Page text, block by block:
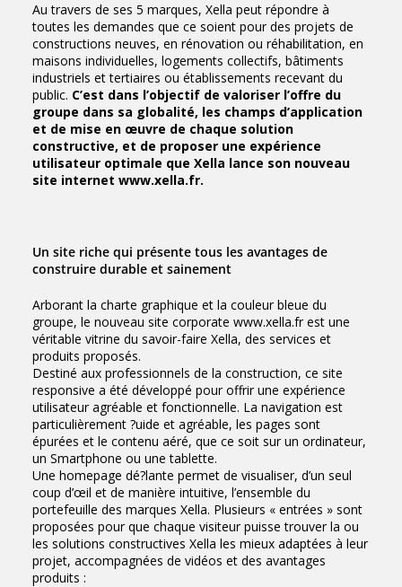
Au travers de ses 5 marques, Xella peut répondre à
toutes les demandes que ce soient pour des projets de
constructions neuves, en rénovation ou réhabilitation, en
maisons individuelles, logements collectifs, bâtiments
industriels et tertiaires ou établissements recevant du
public. C’est dans l’objectif de valoriser l’offre du
groupe dans sa globalité, les champs d’application
et de mise en œuvre de chaque solution
constructive, et de proposer une expérience
utilisateur optimale que Xella lance son nouveau
site internet www.xella.fr.
Un site riche qui présente tous les avantages de
construire durable et sainement
Arborant la charte graphique et la couleur bleue du
groupe, le nouveau site corporate www.xella.fr est une
véritable vitrine du savoir-faire Xella, des services et
produits proposés.
Destiné aux professionnels de la construction, ce site
responsive a été développé pour offrir une expérience
utilisateur agréable et fonctionnelle. La navigation est
particulièrement ?uide et agréable, les pages sont
épurées et le contenu aéré, que ce soit sur un ordinateur,
un Smartphone ou une tablette.
Une homepage dé?lante permet de visualiser, d’un seul
coup d’œil et de manière intuitive, l’ensemble du
portefeuille des marques Xella. Plusieurs « entrées » sont
proposées pour que chaque visiteur puisse trouver la ou
les solutions constructives Xella les mieux adaptées à leur
projet, accompagnées de vidéos et des avantages
produits :